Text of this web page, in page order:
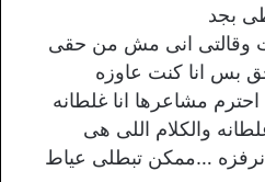
بجد
وقالتى انى مش من حقى
بس انا كنت عاوزه
مشاعرها انا غلطانه
والكلام اللى هى
…ممكن تبطلى عياط